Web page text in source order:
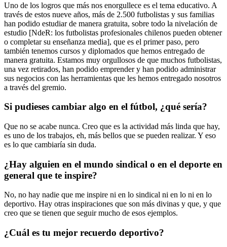
Uno de los logros que más nos enorgullece es el tema educativo. A
través de estos nueve años, más de 2.500 futbolistas y sus familias
han podido estudiar de manera gratuita, sobre todo la nivelación de
estudio [NdeR: los futbolistas profesionales chilenos pueden obtener
o completar su enseñanza media], que es el primer paso, pero
también tenemos cursos y diplomados que hemos entregado de
manera gratuita. Estamos muy orgullosos de que muchos futbolistas,
una vez retirados, han podido emprender y han podido administrar
sus negocios con las herramientas que les hemos entregado nosotros
a través del gremio.
Si pudieses cambiar algo en el fútbol, ¿qué sería?
Que no se acabe nunca. Creo que es la actividad más linda que hay,
es uno de los trabajos, eh, más bellos que se pueden realizar. Y eso
es lo que cambiaría sin duda.
¿Hay alguien en el mundo sindical o en el deporte en
general que te inspire?
No, no hay nadie que me inspire ni en lo sindical ni en lo ni en lo
deportivo. Hay otras inspiraciones que son más divinas y que, y que
creo que se tienen que seguir mucho de esos ejemplos.
¿Cuál es tu mejor recuerdo deportivo?